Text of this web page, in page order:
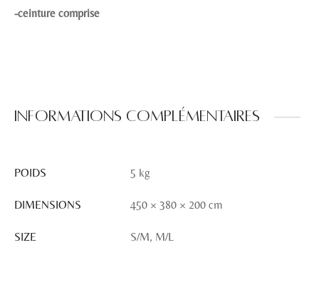
-ceinture comprise
Informations complémentaires
POIDS 5 kg
DIMENSIONS 450 × 380 × 200 cm
SIZE S/M, M/L